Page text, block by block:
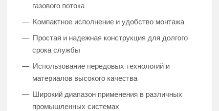
газового потока
Компактное исполнение и удобство монтажа
Простая и надежная конструкция для долгого
срока службы
Использование передовых технологий и
материалов высокого качества
Широкий диапазон применения в различных
промышленных системах